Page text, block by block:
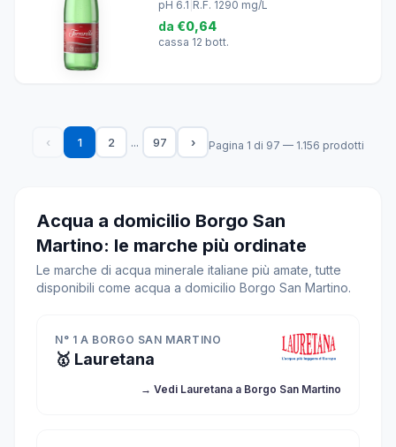
pH 6.1 R.F. 1290 mg/L
da €0,64
cassa 12 bott.
‹ 1 2 ... 97 › Pagina 1 di 97 — 1.156 prodotti
Acqua a domicilio Borgo San
Martino: le marche più ordinate
Le marche di acqua minerale italiane più amate, tutte
disponibili come acqua a domicilio Borgo San Martino.
N° 1 A BORGO SAN MARTINO
🥇 Lauretana
→ Vedi Lauretana a Borgo San Martino